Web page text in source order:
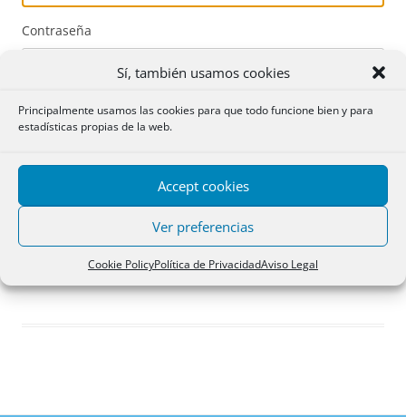
Sí, también usamos cookies
Principalmente usamos las cookies para que todo funcione bien y para
estadísticas propias de la web.
Accept cookies
Ver preferencias
Cookie PolicyPolítica de PrivacidadAviso Legal
Contraseña
Acceder
Registro
¿Has olvidado tu contraseña?